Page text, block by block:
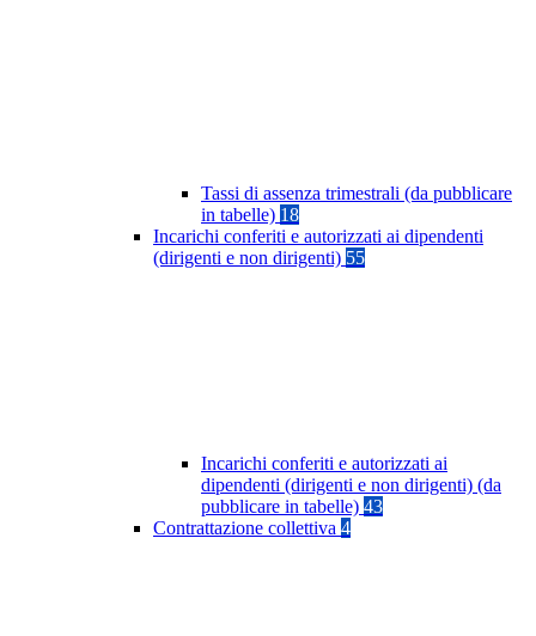
Tassi di assenza trimestrali (da pubblicare
in tabelle) 18
Incarichi conferiti e autorizzati ai dipendenti
(dirigenti e non dirigenti) 55
Incarichi conferiti e autorizzati ai
dipendenti (dirigenti e non dirigenti) (da
pubblicare in tabelle) 43
Contrattazione collettiva 4